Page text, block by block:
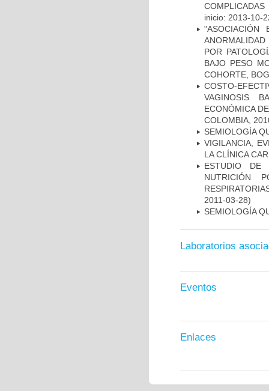
inicio: 2013-10-
"ASOCIACIÓN
ANORMALIDAD
POR
BAJO PESO
COHORTE,
COSTO-
VAGINOSIS
ECONÓMICA
COLOMBIA,
SEMIOLOGÍA
VIGILANCIA,
LA CLÍNICA
ESTUDIO DE
NUTRICIÓN
2011-03-28)
SEMIOLOGÍA
Laboratorios
Eventos
Enlaces